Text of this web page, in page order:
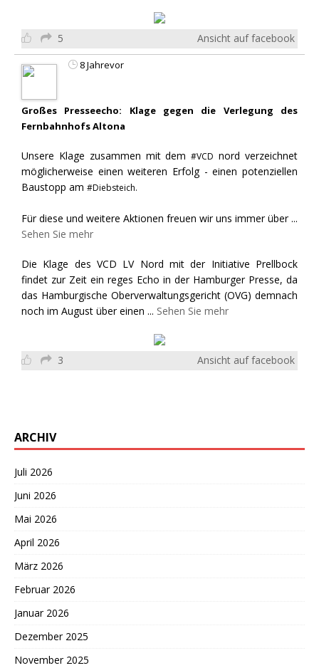
5 Ansicht auf facebook
8 Jahrevor
Großes Presseecho: Klage gegen die Verlegung des
Fernbahnhofs Altona
Unsere Klage zusammen mit dem#VCD nord verzeichnet
möglicherweise einen weiteren Erfolg - einen potenziellen
Baustopp am #Diebsteich.
Für diese und weitere Aktionen freuen wir uns immer über ...
Sehen Sie mehr
Die Klage des VCD LV Nord mit der Initiative Prellbock
findet zur Zeit ein reges Echo in der Hamburger Presse, da
das Hamburgische Oberverwaltungsgericht (OVG) demnach
noch im August über einen ... Sehen Sie mehr
3 Ansicht auf facebook
ARCHIV
Juli 2026
Juni 2026
Mai 2026
April 2026
März 2026
Februar 2026
Januar 2026
Dezember 2025
November 2025